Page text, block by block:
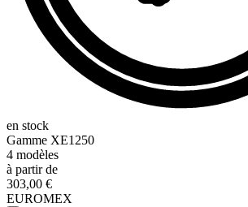
en stock
Gamme XE1250
4 modèles
à partir de
303,00 €
EUROMEX